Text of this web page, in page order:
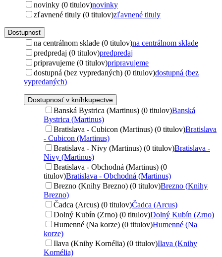
novinky (0 titulov)novinky
zľavnené tituly (0 titulov)zľavnené tituly
Dostupnosť
na centrálnom sklade (0 titulov)na centrálnom sklade
predpredaj (0 titulov)predpredaj
pripravujeme (0 titulov)pripravujeme
dostupná (bez vypredaných) (0 titulov)dostupná (bez
vypredaných)
Dostupnosť v kníhkupectve
Banská Bystrica (Martinus) (0 titulov)Banská
Bystrica (Martinus)
Bratislava - Cubicon (Martinus) (0 titulov)Bratislava
- Cubicon (Martinus)
Bratislava - Nivy (Martinus) (0 titulov)Bratislava -
Nivy (Martinus)
Bratislava - Obchodná (Martinus) (0
titulov)Bratislava - Obchodná (Martinus)
Brezno (Knihy Brezno) (0 titulov)Brezno (Knihy
Brezno)
Čadca (Arcus) (0 titulov)Čadca (Arcus)
Dolný Kubín (Zrno) (0 titulov)Dolný Kubín (Zrno)
Humenné (Na korze) (0 titulov)Humenné (Na
korze)
Ilava (Knihy Kornélia) (0 titulov)Ilava (Knihy
Kornélia)